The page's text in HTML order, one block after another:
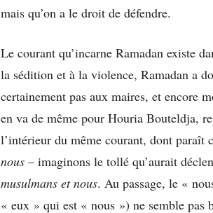
mais qu’on a le droit de défendre.
Le courant qu’incarne Ramadan existe
la sédition et à la violence, Ramadan a
certainement pas aux maires, et encore
en va de même pour Houria Bouteldja,
l’intérieur du même courant, dont paraît
nous – imaginons le tollé qu’aurait
musulmans et nous. Au passage, le «
« eux » qui est « nous ») ne semble pas